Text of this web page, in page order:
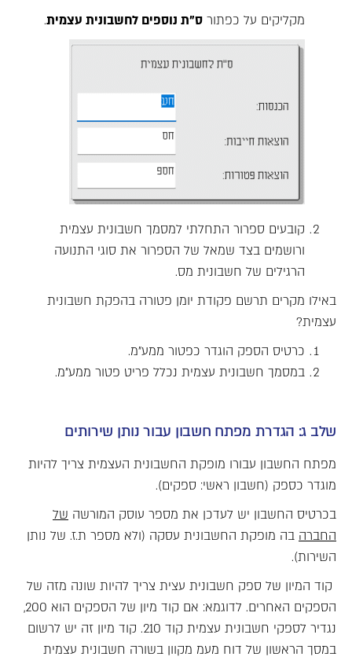
מקליקים על כפתור ס"ת נוספים לחשבונית עצמית.
קובעים ספרור התחלתי למסמך חשבונית עצמית
ורושמים בצד שמאל של הספרור את סוגי התנועה
הרגילים של חשבונית מס.
באילו מקרים תרשם פקודת יומן פטורה בהפקת חשבונית
עצמית?
כרטיס הספק הוגדר כפטור ממע"מ.
במסמך חשבונית עצמית נכלל פריט פטור ממע"מ.
שלב ג: הגדרת מפתח חשבון עבור נותן שירותים
מפתח החשבון עבורו מופקת החשבונית העצמית צריך להיות
מוגדר כספק (חשבון ראשי: ספקים).
בכרטיס החשבון יש לעדכן את מספר עוסק המורשה של
החברה בה מופקת החשבונית עסקה (ולא מספר ת.ז. של נותן
השירות).
קוד המיון של ספק חשבונית עצית צריך להיות שונה מזה של
הספקים האחרים. לדוגמא: אם קוד מיון של הספקים הוא 200,
נגדיר לספקי חשבונית עצמית קוד 210. קוד מיון זה יש לרשום
במסך הראשון של דוח מעמ מקוון בשורה חשבונית עצמית